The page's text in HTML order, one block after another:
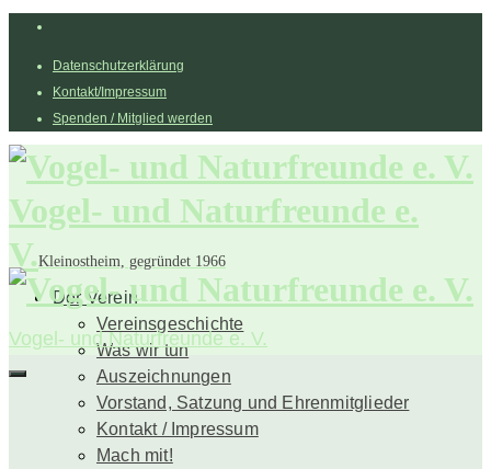
Datenschutzerklärung
Kontakt/Impressum
Spenden / Mitglied werden
Vogel- und Naturfreunde e.
V.Kleinostheim, gegründet 1966
Der Verein
Vereinsgeschichte
Was wir tun
Auszeichnungen
Vorstand, Satzung und Ehrenmitglieder
Kontakt / Impressum
Mach mit!
Vogel- und Naturfreunde e. V.